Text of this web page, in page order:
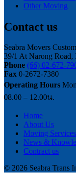
Other Moving
Contact us
Seabra Movers
39/1 At Narong
Phone (66) 02-672-
Fax 0-2672-7380
Operating Hours
08.00 – 12.00น.
Home
About Us
Moving Services
News &
Contract us
© 2026 Seabra Trans